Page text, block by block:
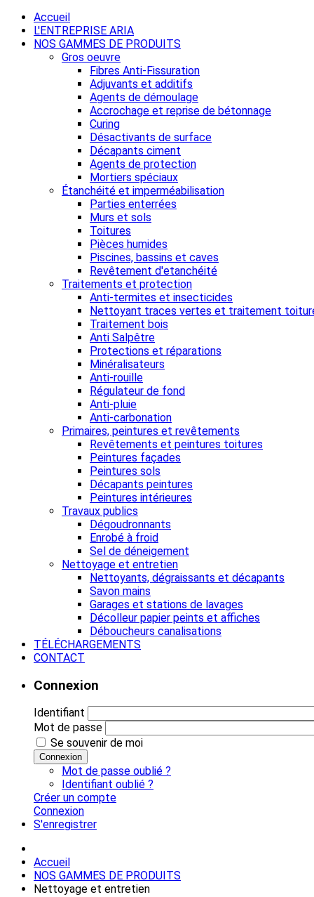
Accueil
L'ENTREPRISE ARIA
NOS GAMMES DE PRODUITS
Gros oeuvre
Fibres Anti-Fissuration
Adjuvants et additifs
Agents de démoulage
Accrochage et reprise de bétonnage
Curing
Désactivants de surface
Décapants ciment
Agents de protection
Mortiers spéciaux
Étanchéité et imperméabilisation
Parties enterrées
Murs et sols
Toitures
Pièces humides
Piscines, bassins et caves
Revêtement d'etanchéité
Traitements et protection
Anti-termites et insecticides
Nettoyant traces vertes et traitement
Traitement bois
Anti Salpêtre
Protections et réparations
Minéralisateurs
Anti-rouille
Régulateur de fond
Anti-pluie
Anti-carbonation
Primaires, peintures et revêtements
Revêtements et peintures toitures
Peintures façades
Peintures sols
Décapants peintures
Peintures intérieures
Travaux publics
Dégoudronnants
Enrobé à froid
Sel de déneigement
Nettoyage et entretien
Nettoyants, dégraissants et décapants
Savon mains
Garages et stations de lavages
Décolleur papier peints et affiches
Déboucheurs canalisations
TÉLÉCHARGEMENTS
CONTACT
Connexion
Identifiant
Mot de passe
Se souvenir de moi
Connexion
Mot de passe oublié ?
Identifiant oublié ?
Créer un compte
Connexion
S'enregistrer
Accueil
NOS GAMMES DE PRODUITS
Nettoyage et entretien